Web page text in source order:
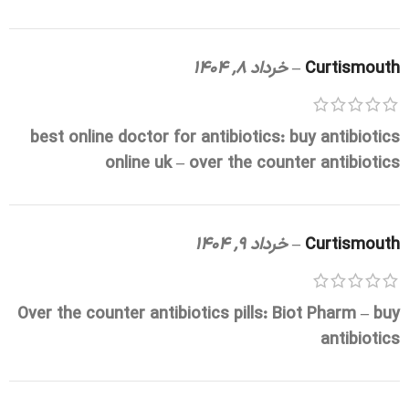
Curtismouth
–خرداد 8, 1404
best online doctor for antibiotics: buy antibiotics
online uk– over the counter antibiotics
Curtismouth
–خرداد 9, 1404
Over the counter antibiotics pills: Biot Pharm– buy
antibiotics